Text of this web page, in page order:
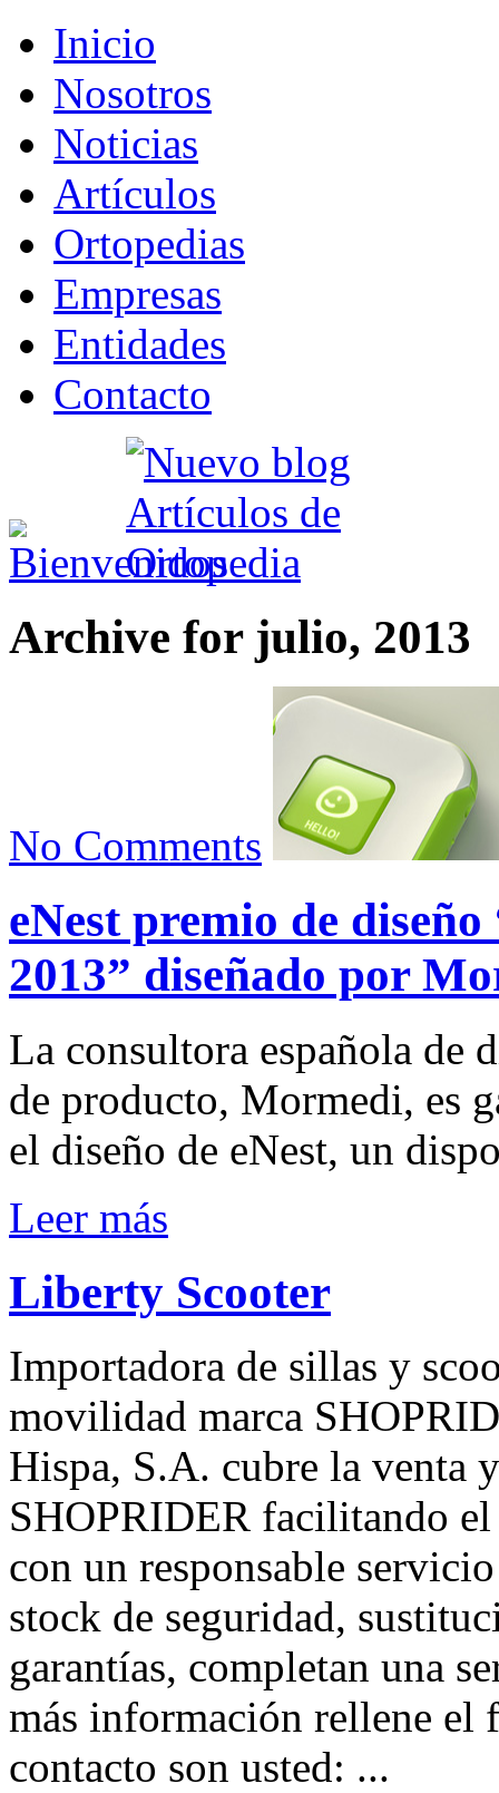
Inicio
Nosotros
Noticias
Artículos
Ortopedias
Empresas
Entidades
Contacto
Archive for julio, 2013
No Comments
eNest premio de
2013” diseñado por
La consultora española de
de producto, Mormedi, es
el diseño de eNest, un
Leer más
Liberty Scooter
Importadora de sillas y
movilidad marca
Hispa, S.A. cubre la venta
SHOPRIDER facilitando
con un responsable
stock de seguridad,
garantías, completan una
más información rellene el
contacto son usted: ...